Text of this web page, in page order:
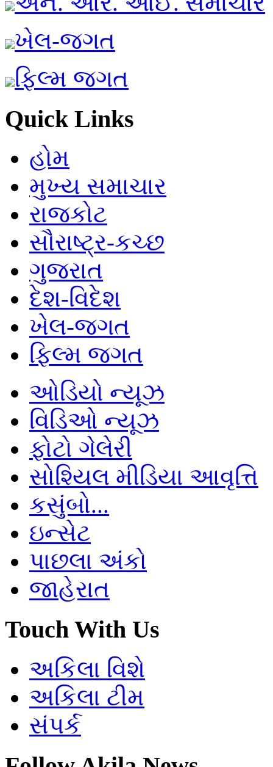
ખેલ-જગત
ફિલ્મ જગત
Quick Links
હોમ
મુખ્ય સમાચાર
રાજકોટ
સૌરાષ્ટ્ર-કચ્છ
ગુજરાત
દેશ-વિદેશ
ખેલ-જગત
ફિલ્મ જગત
ઓડિયો ન્યૂઝ
વિડિઓ ન્યૂઝ
ફોટો ગેલેરી
સોશ્યિલ મીડિયા આવૃત્તિ
કસુંબો...
ઇન્સેટ
પાછલા અંકો
જાહેરાત
Touch With Us
અકિલા વિશે
અકિલા ટીમ
સંપર્ક